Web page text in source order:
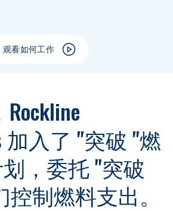
观看如何工作
加入了 "突破 "燃
，委托 "突破
制燃料支出。